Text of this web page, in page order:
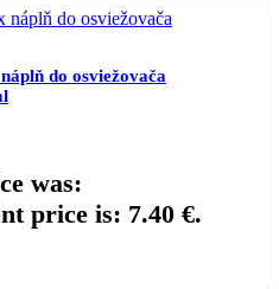
do osviežovača
was:
price is: 7.40 €.